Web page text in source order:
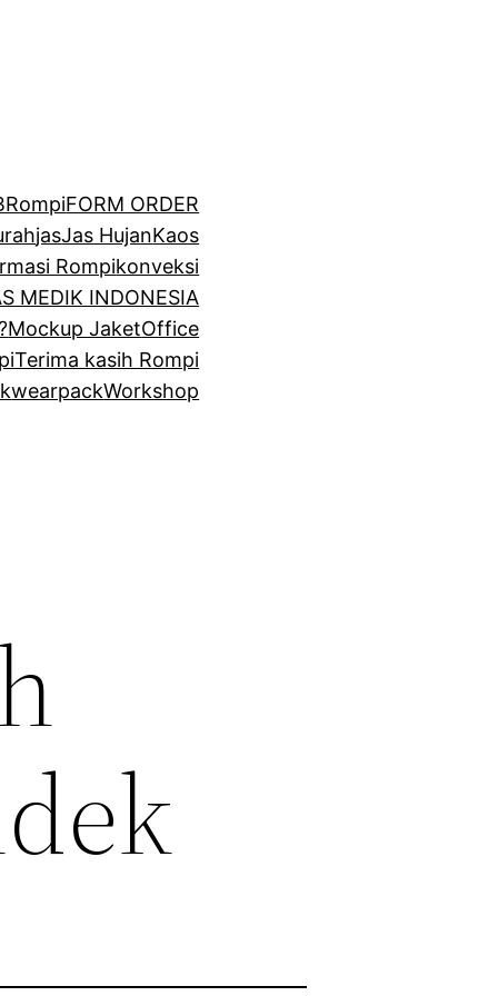
FORM ORDER
jasJas HujanKaos
Rompikonveksi
MEDIK INDONESIA
Mockup JaketOffice
Terima kasih Rompi
wearpackWorkshop